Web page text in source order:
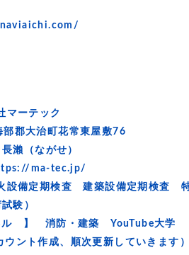
マーテック
郡大治町花常東屋敷76
（ながせ）
ma-tec.jp/
設備定期検査 建築設備定期検査
験）
ル 】 消防・建築 YouTube大学
ウント作成、順次更新していきます